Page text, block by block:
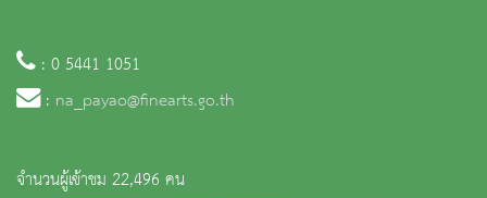
: 0 5441 1051
: na_payao@finearts.go.th
จำนวนผู้เข้าชม 22,496 คน